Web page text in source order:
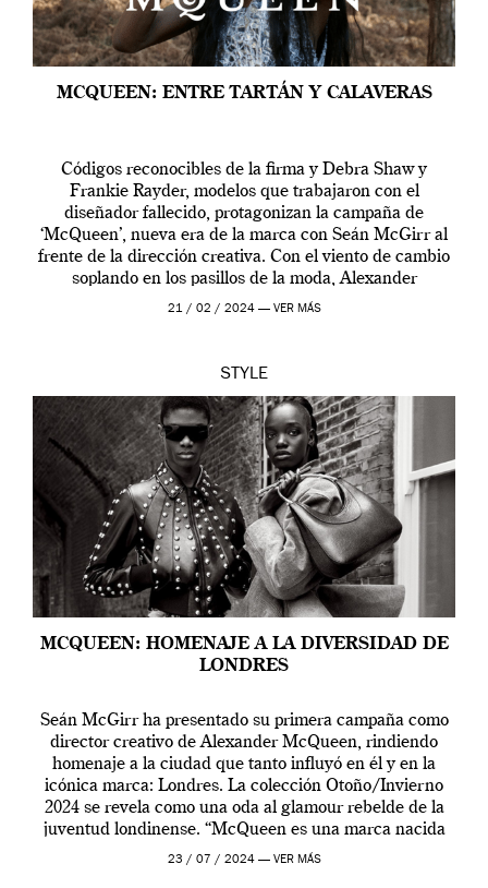
MCQUEEN: ENTRE TARTÁN Y CALAVERAS
Códigos reconocibles de la firma y Debra Shaw y
Frankie Rayder, modelos que trabajaron con el
diseñador fallecido, protagonizan la campaña de
‘McQueen’, nueva era de la marca con Seán McGirr al
frente de la dirección creativa. Con el viento de cambio
soplando en los pasillos de la moda, Alexander
McQueen se prepara para una […]
21 / 02 / 2024 — VER MÁS
STYLE
MCQUEEN: HOMENAJE A LA DIVERSIDAD DE
LONDRES
Seán McGirr ha presentado su primera campaña como
director creativo de Alexander McQueen, rindiendo
homenaje a la ciudad que tanto influyó en él y en la
icónica marca: Londres. La colección Otoño/Invierno
2024 se revela como una oda al glamour rebelde de la
juventud londinense. “McQueen es una marca nacida
en Londres y siempre ha […]
23 / 07 / 2024 — VER MÁS